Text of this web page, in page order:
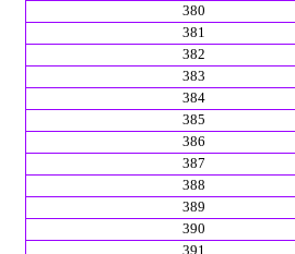
380
381
382
383
384
385
386
387
388
389
390
391